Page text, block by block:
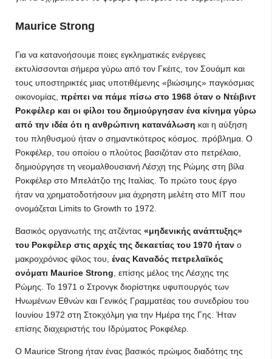
Maurice Strong
Για να κατανοήσουμε ποιες εγκληματικές ενέργειες
εκτυλίσσονται σήμερα γύρω από τον Γκέιτς, τον Σουάμπ και
τους υποστηρικτές μιας υποτιθέμενης «βιώσιμης» παγκόσμιας
οικονομίας, πρέπει να πάμε πίσω στο 1968 όταν ο Ντέιβιντ
Ροκφέλερ και οι φίλοι του δημιούργησαν ένα κίνημα γύρω
από την ιδέα ότι η ανθρώπινη κατανάλωση και η αύξηση
του πληθυσμού ήταν ο σημαντικότερος κόσμος. πρόβλημα. Ο
Ροκφέλερ, του οποίου ο πλούτος βασιζόταν στο πετρέλαιο,
δημιούργησε τη νεομαλθουσιανή Λέσχη της Ρώμης στη βίλα
Ροκφέλερ στο Μπελάτζιο της Ιταλίας. Το πρώτο τους έργο
ήταν να χρηματοδοτήσουν μια άχρηστη μελέτη στο MIT που
ονομάζεται Limits to Growth το 1972.
Βασικός οργανωτής της ατζέντας «μηδενικής ανάπτυξης»
του Ροκφέλερ στις αρχές της δεκαετίας του 1970 ήταν ο
μακροχρόνιος φίλος του, ένας Καναδός πετρελαϊκός
ονόματι Maurice Strong , επίσης μέλος της Λέσχης της
Ρώμης. Το 1971 ο Στρονγκ διορίστηκε υφυπουργός των
Ηνωμένων Εθνών και Γενικός Γραμματέας του συνεδρίου του
Ιουνίου 1972 στη Στοκχόλμη για την Ημέρα της Γης. Ήταν
επίσης διαχειριστής του Ιδρύματος Ροκφέλερ.
Ο Maurice Strong ήταν ένας βασικός πρώιμος διαδότης της